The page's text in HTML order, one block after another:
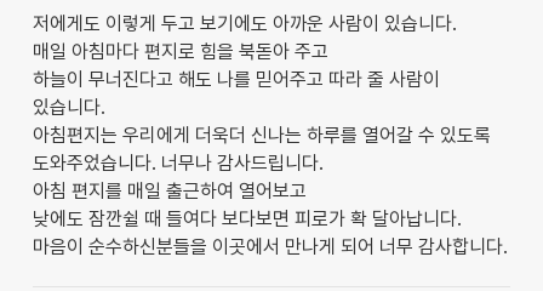
저에게도 이렇게 두고 보기에도 아까운 사람이 있습니다.
매일 아침마다 편지로 힘을 북돋아 주고
하늘이 무너진다고 해도 나를 믿어주고 따라 줄 사람이
있습니다.
아침편지는 우리에게 더욱더 신나는 하루를 열어갈 수 있도록
도와주었습니다. 너무나 감사드립니다.
아침 편지를 매일 출근하여 열어보고
낮에도 잠깐쉴 때 들여다 보다보면 피로가 확 달아납니다.
마음이 순수하신분들을 이곳에서 만나게 되어 너무 감사합니다.